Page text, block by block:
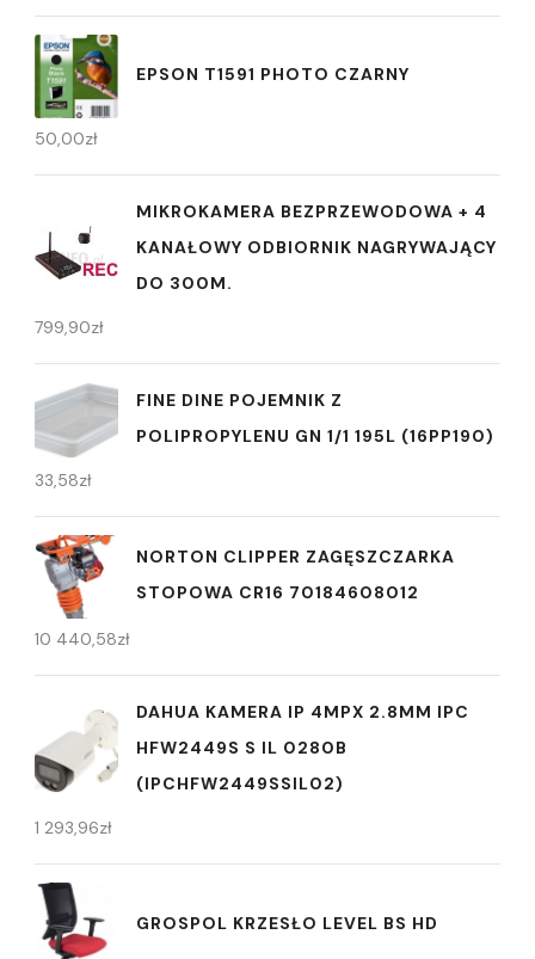
EPSON T1591 PHOTO CZARNY
50,00zł
MIKROKAMERA BEZPRZEWODOWA + 4
KANAŁOWY ODBIORNIK NAGRYWAJĄCY
DO 300M.
799,90zł
FINE DINE POJEMNIK Z
POLIPROPYLENU GN 1/1 195L (16PP190)
33,58zł
NORTON CLIPPER ZAGĘSZCZARKA
STOPOWA CR16 70184608012
10 440,58zł
DAHUA KAMERA IP 4MPX 2.8MM IPC
HFW2449S S IL 0280B
(IPCHFW2449SSIL02)
1 293,96zł
GROSPOL KRZESŁO LEVEL BS HD